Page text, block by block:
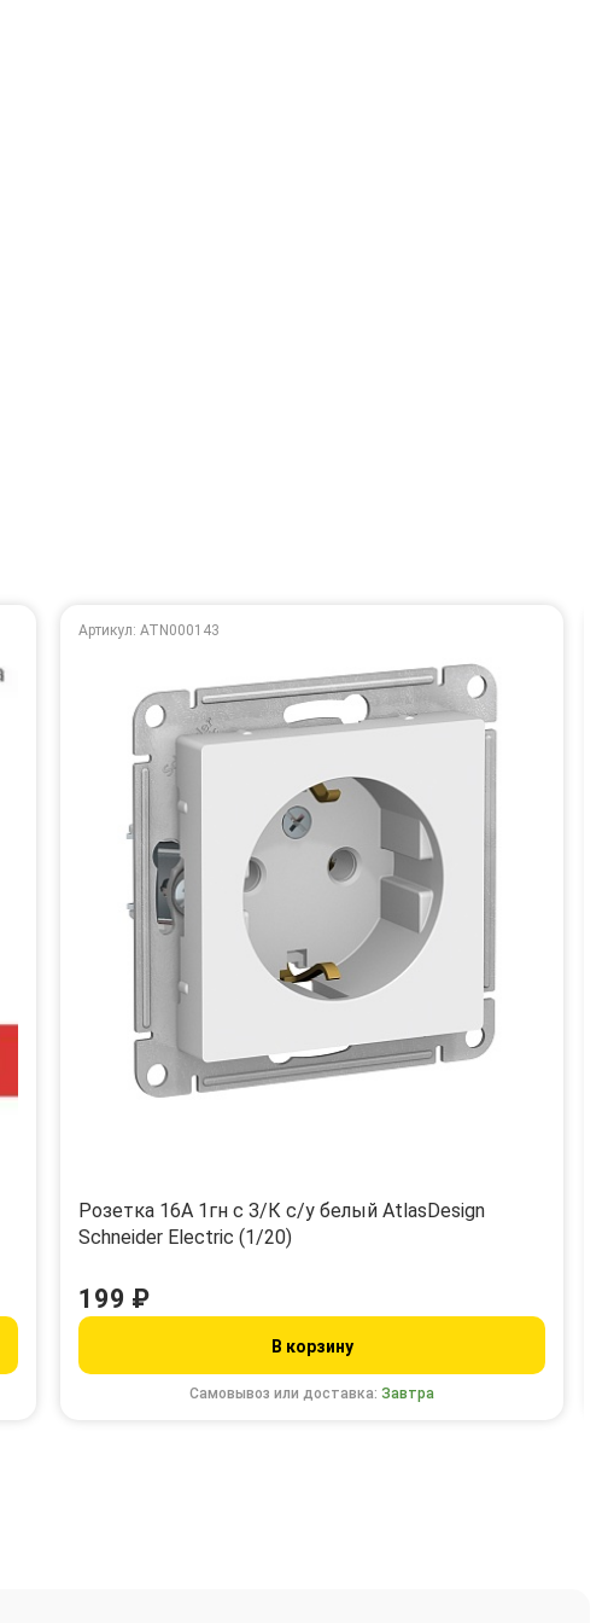
Артикул: ATN000143
Розетка 16А 1гн с З/К с/у белый AtlasDesign
Schneider Electric (1/20)
Самовывоз или доставка:Завтра
199 ₽
В корзину